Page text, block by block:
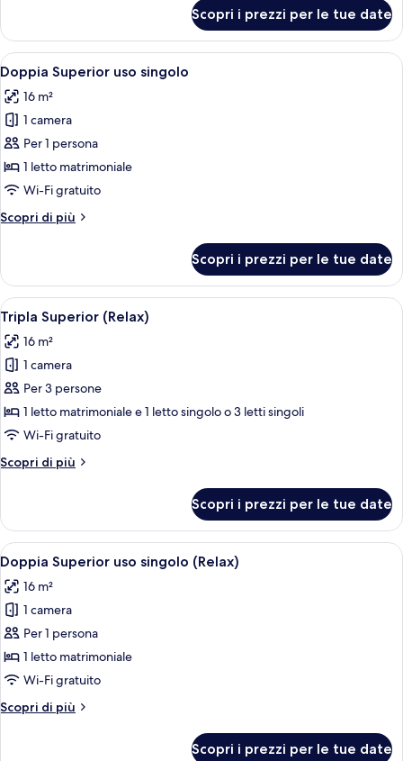
Superior
Scopri i prezzi per le tue date
Apri
tutte
le
foto
per
Doppia
Superior
singolo
Una camera da letto con un letto
3
Doppia Superior uso singolo
16 m²
1 camera
Per 1 persona
1 letto matrimoniale
Wi-Fi gratuito
Scopri di più
Altri
Superior
uso
singolo
Scopri i prezzi per le tue date
Apri
tutte
le
foto
per
Tripla
Superior
Una camera da letto con un letto di
3
Tripla Superior (Relax)
16 m²
1 camera
Per 3 persone
1 letto matrimoniale e 1 letto singolo o 3 letti singoli
Wi-Fi gratuito
Scopri di più
Altri
Superior
(Relax)
Scopri i prezzi per le tue date
Apri
tutte
le
foto
per
Doppia
Superior
singolo
Una camera da letto con un letto di
3
Doppia Superior uso singolo (Relax)
16 m²
1 camera
Per 1 persona
1 letto matrimoniale
Wi-Fi gratuito
Scopri di più
Altri
Scopri i prezzi per le tue date